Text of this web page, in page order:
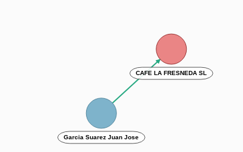
CAFE LA FRESNEDA SL
Garcia Suarez Juan Jose